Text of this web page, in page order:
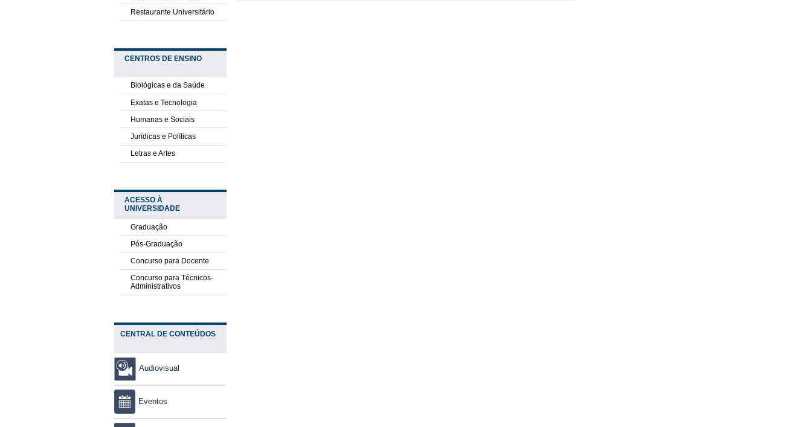
Restaurante Universitário
CENTROS DE ENSINO
Biológicas e da Saúde
Exatas e Tecnologia
Humanas e Sociais
Jurídicas e Políticas
Letras e Artes
ACESSO À
UNIVERSIDADE
Graduação
Pós-Graduação
Concurso para Docente
Concurso para Técnicos-
Administrativos
CENTRAL DE CONTEÚDOS
Audiovisual
Eventos